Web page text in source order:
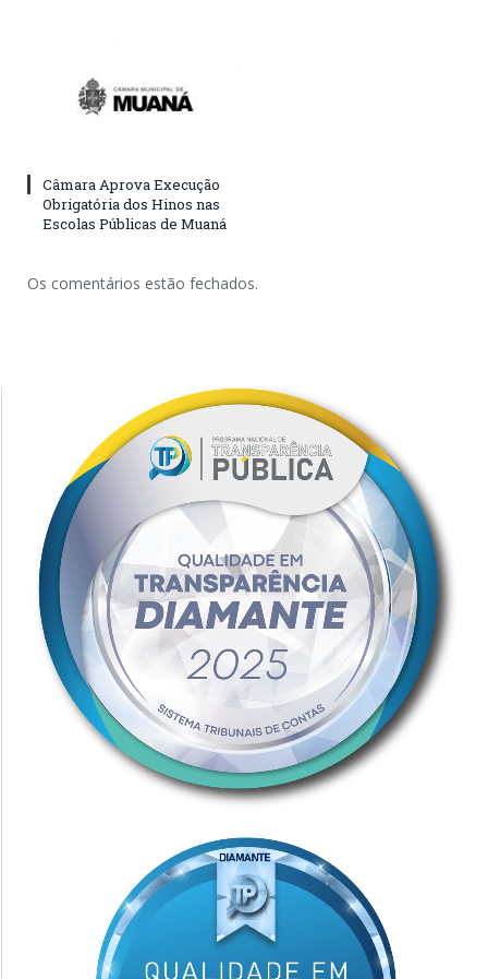
Câmara Aprova Execução
Obrigatória dos Hinos nas
Escolas Públicas de Muaná
Os comentários estão fechados.